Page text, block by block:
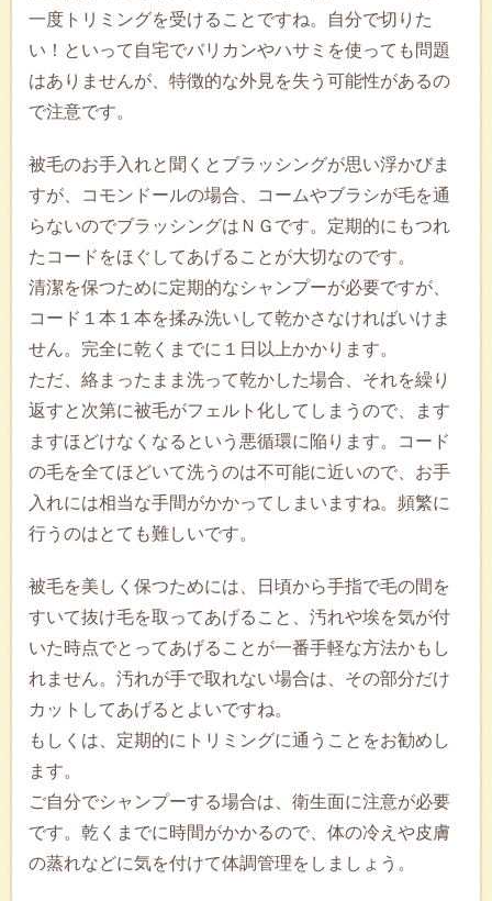
一度トリミングを受けることですね。自分で切りた
い！といって自宅でバリカンやハサミを使っても問題
はありませんが、特徴的な外見を失う可能性があるの
で注意です。
被毛のお手入れと聞くとブラッシングが思い浮かびま
すが、コモンドールの場合、コームやブラシが毛を通
らないのでブラッシングはＮＧです。定期的にもつれ
たコードをほぐしてあげることが大切なのです。
清潔を保つために定期的なシャンプーが必要ですが、
コード１本１本を揉み洗いして乾かさなければいけま
せん。完全に乾くまでに１日以上かかります。
ただ、絡まったまま洗って乾かした場合、それを繰り
返すと次第に被毛がフェルト化してしまうので、ます
ますほどけなくなるという悪循環に陥ります。コード
の毛を全てほどいて洗うのは不可能に近いので、お手
入れには相当な手間がかかってしまいますね。頻繁に
行うのはとても難しいです。
被毛を美しく保つためには、日頃から手指で毛の間を
すいて抜け毛を取ってあげること、汚れや埃を気が付
いた時点でとってあげることが一番手軽な方法かもし
れません。汚れが手で取れない場合は、その部分だけ
カットしてあげるとよいですね。
もしくは、定期的にトリミングに通うことをお勧めし
ます。
ご自分でシャンプーする場合は、衛生面に注意が必要
です。乾くまでに時間がかかるので、体の冷えや皮膚
の蒸れなどに気を付けて体調管理をしましょう。